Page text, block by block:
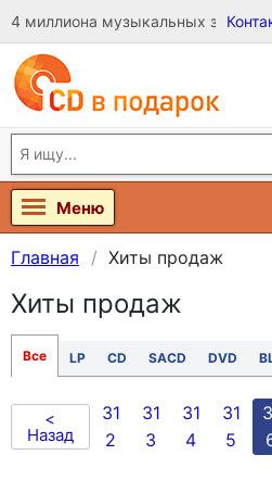
4 миллиона музыкальных записей
Меню
Главная Хиты продаж
Хиты продаж
Все LP CD SACD DVD
<
Назад
31
2
31
3
31
4
31
5